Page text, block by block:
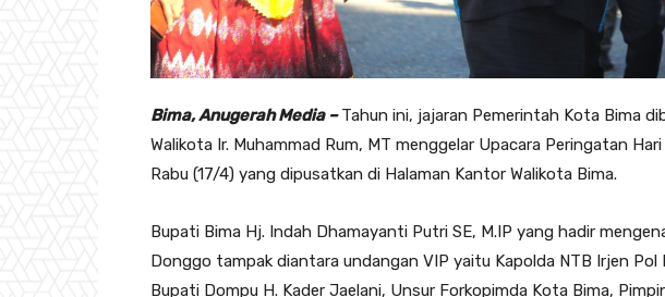
Bima, Anugerah Media –Tahun ini, jajaran Pemerintah Kota Bima
Walikota Ir. Muhammad Rum, MT menggelar Upacara Peringatan
Rabu (17/4) yang dipusatkan di Halaman Kantor Walikota Bima.
Bupati Bima Hj. Indah Dhamayanti Putri SE, M.IP yang hadir
Donggo tampak diantara undangan VIP yaitu Kapolda NTB Irjen Pol
Bupati Dompu H. Kader Jaelani, Unsur Forkopimda Kota Bima,